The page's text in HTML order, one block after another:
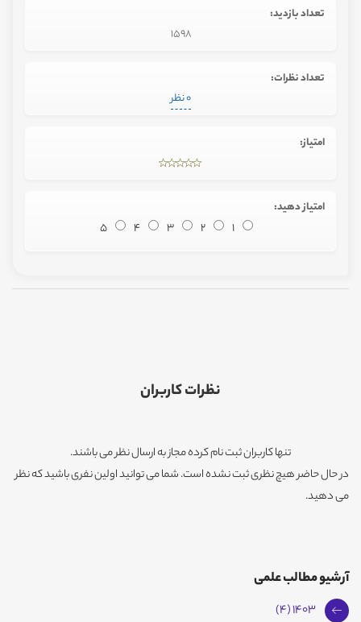
تعداد بازدید:
1598
تعداد نظرات:
0 نظر
امتیاز:
امتیاز دهید:
1
2
3
4
5
نظرات کاربران
تنها کاربران ثبت نام کرده مجاز به ارسال نظر می باشند.
در حال حاضر هیچ نظری ثبت نشده است. شما می توانید اولین نفری باشید که نظر
می دهید.
آرشیو مطالب علمی
1403 (4)